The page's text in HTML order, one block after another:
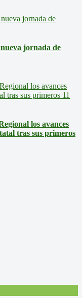
jornada de
los avances
tras sus primeros